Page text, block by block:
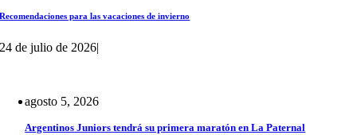
Recomendaciones para las vacaciones de invierno
24 de julio de 2026|
agosto 5, 2026
Argentinos Juniors tendrá su primera maratón en La Paternal